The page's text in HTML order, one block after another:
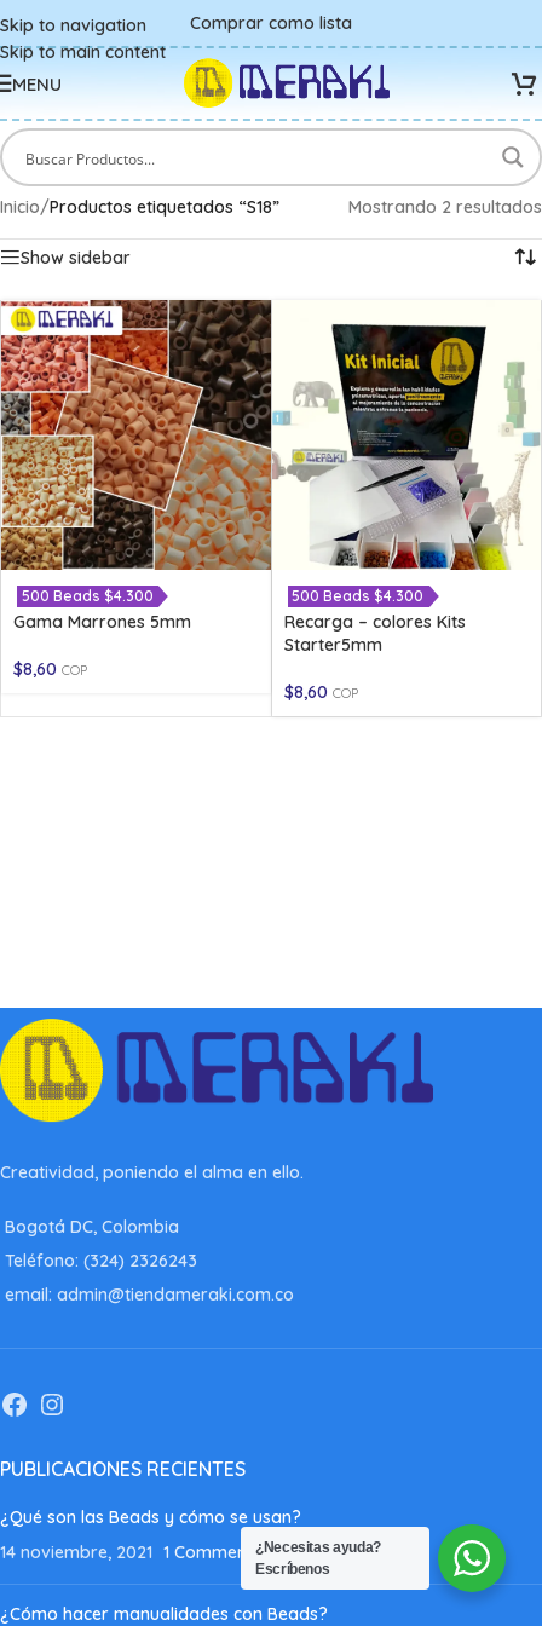
Skip to navigation
Skip to main content
Comprar como lista
MENU
Inicio/Productos etiquetados “S18” Mostrando 2 resultados
Show sidebar
500 Beads $4.300
Gama Marrones 5mm
$8,60 COP
500 Beads $4.300
Recarga – colores Kits
Starter5mm
$8,60 COP
Creatividad, poniendo el alma en ello.
Bogotá DC, Colombia
Teléfono: (324) 2326243
email: admin@tiendameraki.com.co
PUBLICACIONES RECIENTES
¿Qué son las Beads y cómo se usan?
14 noviembre, 2021 1 Comment
¿Cómo hacer manualidades con Beads?
¿Necesitas ayuda?
Escríbenos